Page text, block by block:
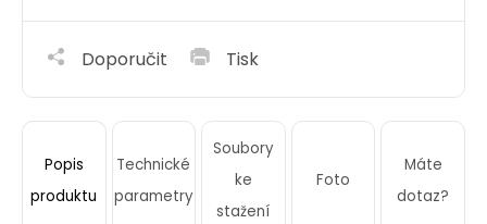
Doporučit Tisk
Popis
produktu
Technické
parametry
Soubory
ke
stažení
Foto
Máte
dotaz?